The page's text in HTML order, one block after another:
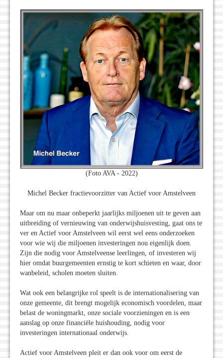
(Foto AVA - 2022)
Michel Becker fractievoorzitter van Actief voor Amstelveen
Maar om nu maar onbeperkt jaarlijks miljoenen uit te geven aan
uitbreiding of vernieuwing van onderwijshuisvesting, gaat ons te
ver en Actief voor Amstelveen wil eerst wel eens onderzoeken
voor wie wij die miljoenen investeringen nou eigenlijk doen.
Zijn die nodig voor Amstelveense leerlingen, of investeren wij
hier omdat buurgemeenten ernstig te kort schieten en waar, door
wanbeleid, scholen moeten sluiten.
Wat ook een belangrijke rol speelt is de internationalisering van
onze gemeente, dit brengt mogelijk economisch voordelen, maar
belast de woningmarkt, onze sociale voorzieningen en is een
aanslag op onze financiële huishouding, nodig voor
investeringen internationaal onderwijs.
Actief voor Amstelveen pleit er dan ook voor om eerst de